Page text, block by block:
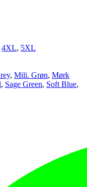
4XL, 5XL
, Mili. Grøn, Mørk
, Sage Green, Soft Blue,